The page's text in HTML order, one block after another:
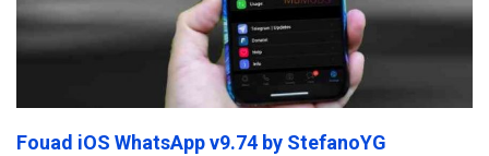
Fouad iOS WhatsApp v9.74 by StefanoYG